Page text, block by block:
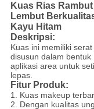
Kuas Rias
Lembut
Kayu Hitam
Deskripsi:
Kuas ini memiliki
disusun dalam bentuk
aplikasi area untuk
lepas.
Fitur Produk:
1. Kuas makeup
2. Dengan kualitas